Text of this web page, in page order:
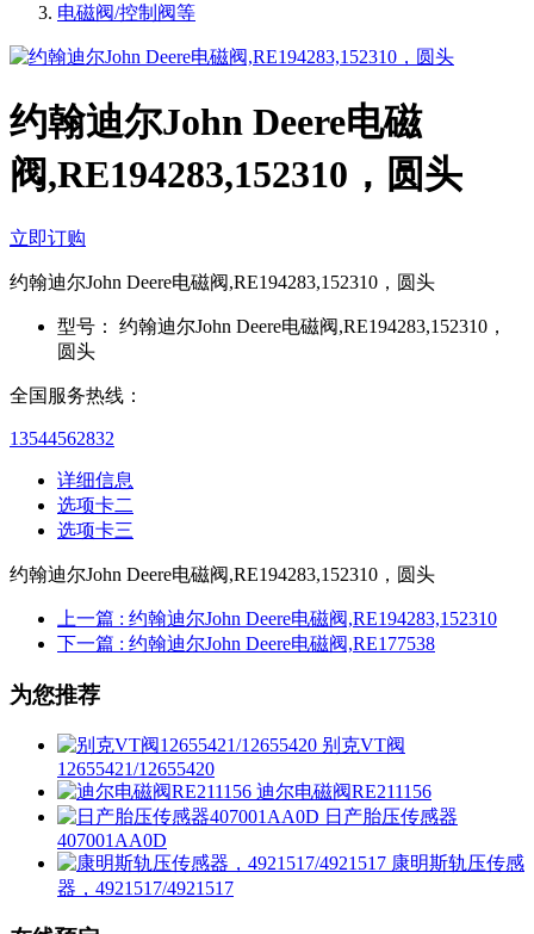
电磁阀/控制阀等
约翰迪尔John Deere电磁
阀,RE194283,152310，圆头
立即订购
约翰迪尔John Deere电磁阀,RE194283,152310，圆头
型号：
约翰迪尔John Deere电磁阀,RE194283,152310，
圆头
全国服务热线：
13544562832
详细信息
选项卡二
选项卡三
约翰迪尔John Deere电磁阀,RE194283,152310，圆头
上一篇 : 约翰迪尔John Deere电磁阀,RE194283,152310
下一篇 : 约翰迪尔John Deere电磁阀,RE177538
为您推荐
别克VT阀
12655421/12655420
迪尔电磁阀RE211156
日产胎压传感器
407001AA0D
康明斯轨压传感
器，4921517/4921517